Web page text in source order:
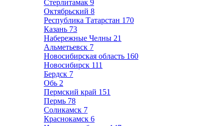
Стерлитамак 9
Октябрьский 8
Республика Татарстан 170
Казань 73
Набережные Челны 21
Альметьевск 7
Новосибирская область 160
Новосибирск 111
Бердск 7
Обь 2
Пермский край 151
Пермь 78
Соликамск 7
Краснокамск 6